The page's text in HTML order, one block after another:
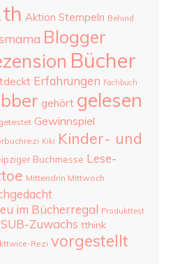
Aktion Stempeln Behind
Blogger
Bücher
Erfahrungen Fachbuch
gehört gelesen
Gewinnspiel
Kiki Kinder- und
Buchmesse Lese-
Mittendrin Mittwoch
im Bücherregal Produkttest
SUB-Zuwachs tthink
Rezi vorgestellt